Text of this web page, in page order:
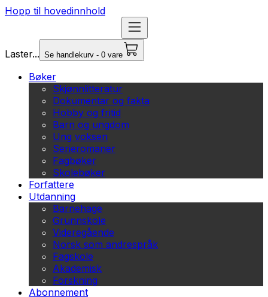
Hopp til hovedinnhold
Laster... Se handlekurv - 0 vare
Bøker
Skjønnlitteratur
Dokumentar og fakta
Hobby og fritid
Barn og ungdom
Ung voksen
Serieromaner
Fagbøker
Skolebøker
Forfattere
Utdanning
Barnehage
Grunnskole
Videregående
Norsk som andrespråk
Fagskole
Akademisk
Forskning
Abonnement